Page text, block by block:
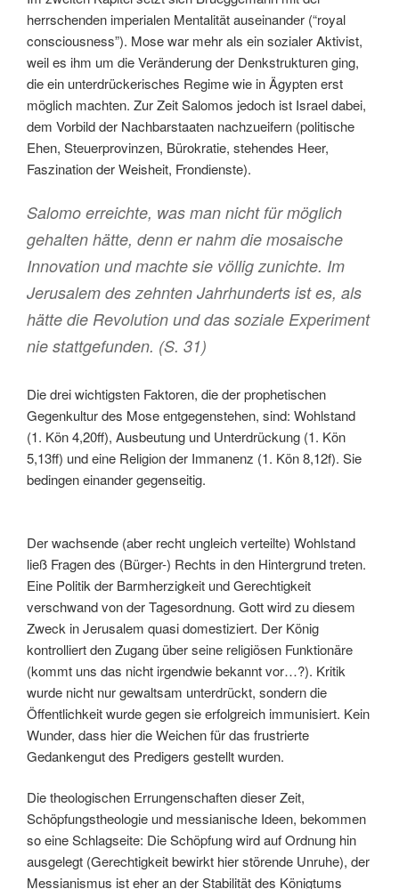
herrschenden imperialen Mentalität auseinander (“royal
consciousness”). Mose war mehr als ein sozialer Aktivist,
weil es ihm um die Veränderung der Denkstrukturen ging,
die ein unterdrückerisches Regime wie in Ägypten erst
möglich machten. Zur Zeit Salomos jedoch ist Israel dabei,
dem Vorbild der Nachbarstaaten nachzueifern (politische
Ehen, Steuerprovinzen, Bürokratie, stehendes Heer,
Faszination der Weisheit, Frondienste).
Salomo erreichte, was man nicht für möglich
gehalten hätte, denn er nahm die mosaische
Innovation und machte sie völlig zunichte. Im
Jerusalem des zehnten Jahrhunderts ist es, als
hätte die Revolution und das soziale Experiment
nie stattgefunden. (S. 31)
Die drei wichtigsten Faktoren, die der prophetischen
Gegenkultur des Mose entgegenstehen, sind: Wohlstand
(1. Kön 4,20ff), Ausbeutung und Unterdrückung (1. Kön
5,13ff) und eine Religion der Immanenz (1. Kön 8,12f). Sie
bedingen einander gegenseitig.
Der wachsende (aber recht ungleich verteilte) Wohlstand
ließ Fragen des (Bürger-) Rechts in den Hintergrund treten.
Eine Politik der Barmherzigkeit und Gerechtigkeit
verschwand von der Tagesordnung. Gott wird zu diesem
Zweck in Jerusalem quasi domestiziert. Der König
kontrolliert den Zugang über seine religiösen Funktionäre
(kommt uns das nicht irgendwie bekannt vor…?). Kritik
wurde nicht nur gewaltsam unterdrückt, sondern die
Öffentlichkeit wurde gegen sie erfolgreich immunisiert. Kein
Wunder, dass hier die Weichen für das frustrierte
Gedankengut des Predigers gestellt wurden.
Die theologischen Errungenschaften dieser Zeit,
Schöpfungstheologie und messianische Ideen, bekommen
so eine Schlagseite: Die Schöpfung wird auf Ordnung hin
ausgelegt (Gerechtigkeit bewirkt hier störende Unruhe), der
Messianismus ist eher an der Stabilität des Königtums